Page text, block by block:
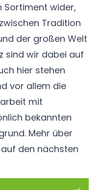
Sortiment wider,
Tradition
der großen Welt
sind wir dabei auf
hier stehen
vor allem die
mit
bekannten
Mehr über
den nächsten